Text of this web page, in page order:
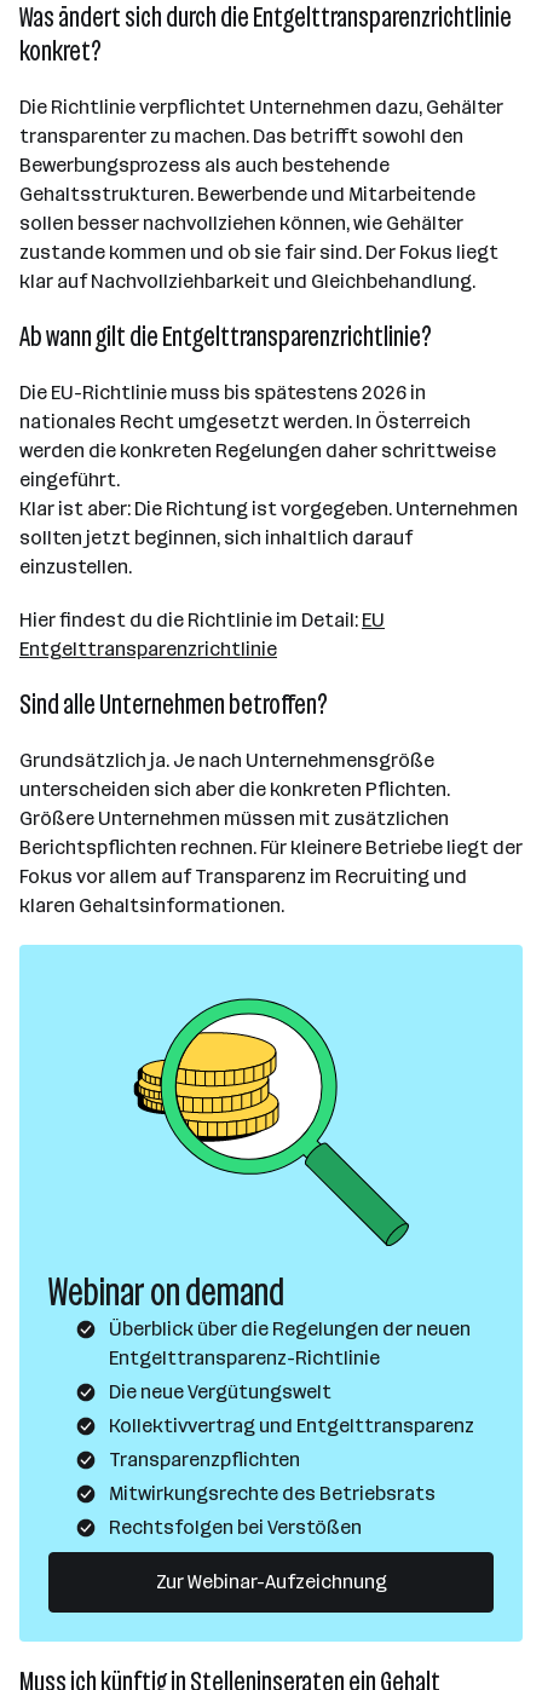
Was ändert sich durch die Entgelttransparenzrichtlinie
konkret?
Die Richtlinie verpflichtet Unternehmen dazu, Gehälter
transparenter zu machen. Das betrifft sowohl den
Bewerbungsprozess als auch bestehende
Gehaltsstrukturen. Bewerbende und Mitarbeitende
sollen besser nachvollziehen können, wie Gehälter
zustande kommen und ob sie fair sind. Der Fokus liegt
klar auf Nachvollziehbarkeit und Gleichbehandlung.
Ab wann gilt die Entgelttransparenzrichtlinie?
Die EU-Richtlinie muss bis spätestens 2026 in
nationales Recht umgesetzt werden. In Österreich
werden die konkreten Regelungen daher schrittweise
eingeführt.
Klar ist aber: Die Richtung ist vorgegeben. Unternehmen
sollten jetzt beginnen, sich inhaltlich darauf
einzustellen.
Hier findest du die Richtlinie im Detail: EU
Entgelttransparenzrichtlinie
Sind alle Unternehmen betroffen?
Grundsätzlich ja. Je nach Unternehmensgröße
unterscheiden sich aber die konkreten Pflichten.
Größere Unternehmen müssen mit zusätzlichen
Berichtspflichten rechnen. Für kleinere Betriebe liegt der
Fokus vor allem auf Transparenz im Recruiting und
klaren Gehaltsinformationen.
Webinar on demand
Überblick über die Regelungen der neuen
Entgelttransparenz-Richtlinie
Die neue Vergütungswelt
Kollektivvertrag und Entgelttransparenz
Transparenzpflichten
Mitwirkungsrechte des Betriebsrats
Rechtsfolgen bei Verstößen
Zur Webinar-Aufzeichnung
Muss ich künftig in Stelleninseraten ein Gehalt